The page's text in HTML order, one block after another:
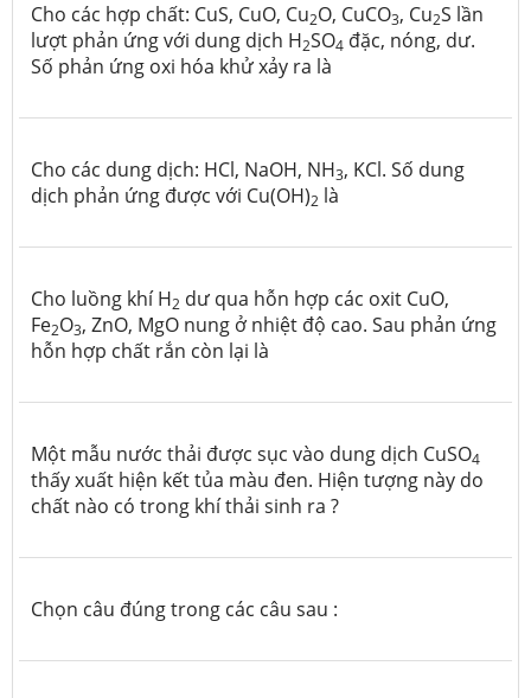
Cho các hợp chất: CuS, CuO, Cu2O, CuCO3, Cu2S lần
lượt phản ứng với dung dịch H2SO4 đặc, nóng, dư.
Số phản ứng oxi hóa khử xảy ra là
Cho các dung dịch: HCl, NaOH, NH3, KCl. Số dung
dịch phản ứng được với Cu(OH)2 là
Cho luồng khí H2 dư qua hỗn hợp các oxit CuO,
Fe2O3, ZnO, MgO nung ở nhiệt độ cao. Sau phản ứng
hỗn hợp chất rắn còn lại là
Một mẫu nước thải được sục vào dung dịch CuSO4
thấy xuất hiện kết tủa màu đen. Hiện tượng này do
chất nào có trong khí thải sinh ra ?
Chọn câu đúng trong các câu sau :